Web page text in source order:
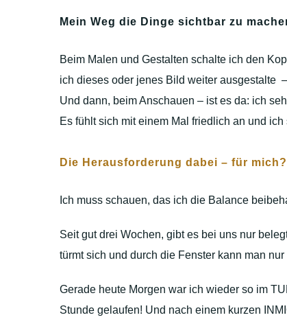
Mein Weg die Dinge sichtbar zu
Beim Malen und Gestalten schalte ich den
ich dieses oder jenes Bild weiter ausgestalte
Und dann, beim Anschauen – ist es da: ich
Es fühlt sich mit einem Mal friedlich an und
Die Herausforderung dabei – für mich?
Ich muss schauen, das ich die Balance
Seit gut drei Wochen, gibt es bei uns nur
türmt sich und durch die Fenster kann man
Gerade heute Morgen war ich wieder so im
Stunde gelaufen! Und nach einem kurzen